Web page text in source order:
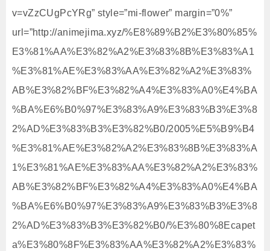
v=vZzCUgPcYRg” style=”mi-flower” margin=”0%”
url=”http://animejima.xyz/%E8%89%B2%E3%80%85%
E3%81%AA%E3%82%A2%E3%83%8B%E3%83%A1
%E3%81%AE%E3%83%AA%E3%82%A2%E3%83%
AB%E3%82%BF%E3%82%A4%E3%83%A0%E4%BA
%BA%E6%B0%97%E3%83%A9%E3%83%B3%E3%8
2%AD%E3%83%B3%E3%82%B0/2005%E5%B9%B4
%E3%81%AE%E3%82%A2%E3%83%8B%E3%83%A
1%E3%81%AE%E3%83%AA%E3%82%A2%E3%83%
AB%E3%82%BF%E3%82%A4%E3%83%A0%E4%BA
%BA%E6%B0%97%E3%83%A9%E3%83%B3%E3%8
2%AD%E3%83%B3%E3%82%B0/%E3%80%8Ecapet
a%E3%80%8F%E3%83%AA%E3%82%A2%E3%83%